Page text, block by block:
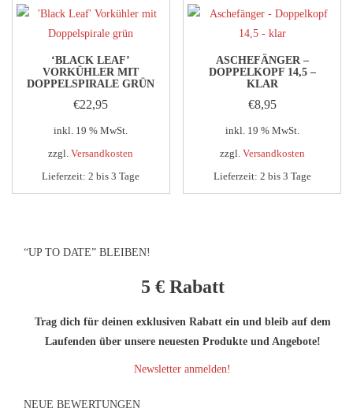
‘BLACK LEAF’
VORKÜHLER MIT
DOPPELSPIRALE GRÜN
€22,95
inkl. 19 % MwSt.
zzgl.Versandkosten
Lieferzeit:2 bis 3 Tage
ASCHEFÄNGER –
DOPPELKOPF 14,5 –
KLAR
€8,95
inkl. 19 % MwSt.
zzgl. Versandkosten
Lieferzeit: 2 bis 3 Tage
“UP TO DATE” BLEIBEN!
5 € Rabatt
Trag dich für deinen exklusiven Rabatt ein und bleib auf dem
Laufenden über unsere neuesten Produkte und Angebote!
Newsletter anmelden!
NEUE BEWERTUNGEN